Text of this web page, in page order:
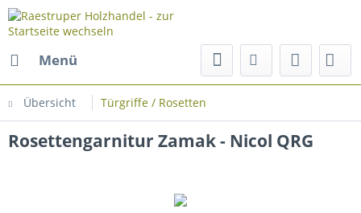
Menü
Übersicht Türgriffe / Rosetten
Rosettengarnitur Zamak - Nicol QRG